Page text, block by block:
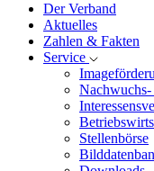
Der Verband
Aktuelles
Zahlen & Fakten
Service
Stellenbörse